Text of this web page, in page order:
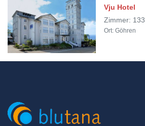
Vju Hotel
Zimmer: 133
Ort: Göhren